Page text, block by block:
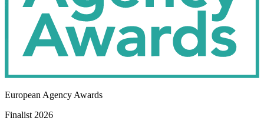
European Agency Awards
Finalist 2026